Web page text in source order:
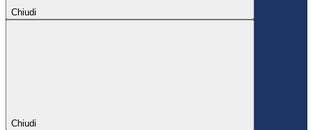
Chiudi
Chiudi